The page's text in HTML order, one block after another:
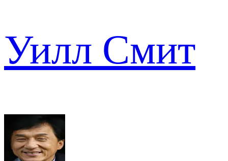
Уилл Смит